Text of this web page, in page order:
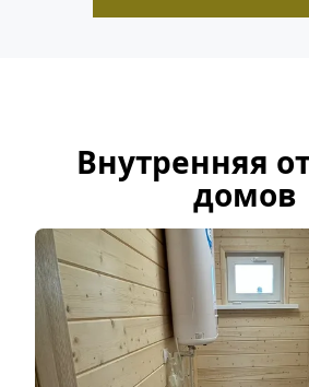
Внутренняя
домов